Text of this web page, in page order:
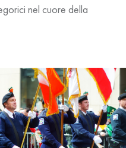
nel cuore della